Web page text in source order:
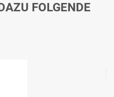
FOLGENDE